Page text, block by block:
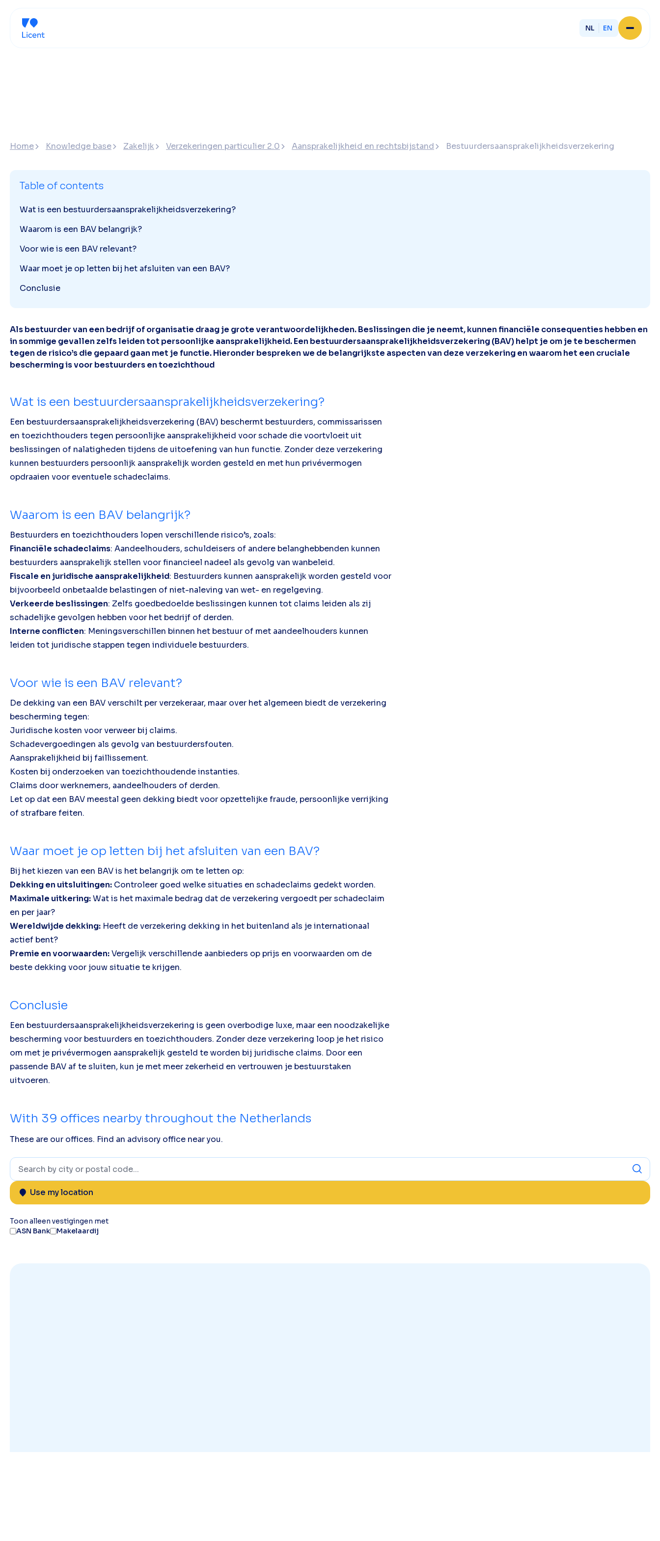
NL EN
Contact
Home Knowledge base Zakelijk Verzekeringen particulier 2.0 Aansprakelijkheid en rechtsbijstand Bestuurdersaansprakelijkheidsverzekering
Als bestuurder van een bedrijf of organisatie draag je grote verantwoordelijkheden. Beslissingen die je neemt, kunnen financiële consequenties hebben en
in sommige gevallen zelfs leiden tot persoonlijke aansprakelijkheid. Een bestuurdersaansprakelijkheidsverzekering (BAV) helpt je om je te beschermen
tegen de risico’s die gepaard gaan met je functie. Hieronder bespreken we de belangrijkste aspecten van deze verzekering en waarom het een cruciale
bescherming is voor bestuurders en toezichthoud
Wat is een bestuurdersaansprakelijkheidsverzekering?
Een bestuurdersaansprakelijkheidsverzekering (BAV) beschermt bestuurders, commissarissen
en toezichthouders tegen persoonlijke aansprakelijkheid voor schade die voortvloeit uit
beslissingen of nalatigheden tijdens de uitoefening van hun functie. Zonder deze verzekering
kunnen bestuurders persoonlijk aansprakelijk worden gesteld en met hun privévermogen
opdraaien voor eventuele schadeclaims.
Waarom is een BAV belangrijk?
Bestuurders en toezichthouders lopen verschillende risico’s, zoals:
Financiële schadeclaims: Aandeelhouders, schuldeisers of andere belanghebbenden kunnen
bestuurders aansprakelijk stellen voor financieel nadeel als gevolg van wanbeleid.
Fiscale en juridische aansprakelijkheid: Bestuurders kunnen aansprakelijk worden gesteld voor
bijvoorbeeld onbetaalde belastingen of niet-naleving van wet- en regelgeving.
Verkeerde beslissingen: Zelfs goedbedoelde beslissingen kunnen tot claims leiden als zij
schadelijke gevolgen hebben voor het bedrijf of derden.
Interne conflicten: Meningsverschillen binnen het bestuur of met aandeelhouders kunnen
leiden tot juridische stappen tegen individuele bestuurders.
Voor wie is een BAV relevant?
De dekking van een BAV verschilt per verzekeraar, maar over het algemeen biedt de verzekering
bescherming tegen:
Juridische kosten voor verweer bij claims.
Schadevergoedingen als gevolg van bestuurdersfouten.
Aansprakelijkheid bij faillissement.
Kosten bij onderzoeken van toezichthoudende instanties.
Claims door werknemers, aandeelhouders of derden.
Let op dat een BAV meestal geen dekking biedt voor opzettelijke fraude, persoonlijke verrijking
of strafbare feiten.
Waar moet je op letten bij het afsluiten van een BAV?
Bij het kiezen van een BAV is het belangrijk om te letten op:
Dekking en uitsluitingen: Controleer goed welke situaties en schadeclaims gedekt worden.
Maximale uitkering:Wat is het maximale bedrag dat de verzekering vergoedt per schadeclaim
en per jaar?
Wereldwijde dekking: Heeft de verzekering dekking in het buitenland als je internationaal
actief bent?
Premie en voorwaarden:Vergelijk verschillende aanbieders op prijs en voorwaarden om de
beste dekking voor jouw situatie te krijgen.
Conclusie
Een bestuurdersaansprakelijkheidsverzekering is geen overbodige luxe, maar een noodzakelijke
bescherming voor bestuurders en toezichthouders. Zonder deze verzekering loop je het risico
om met je privévermogen aansprakelijk gesteld te worden bij juridische claims. Door een
passende BAV af te sluiten, kun je met meer zekerheid en vertrouwen je bestuurstaken
uitvoeren.
Table of contents
Wat is een bestuurdersaansprakelijkheidsverzekering?
Waarom is een BAV belangrijk?
Voor wie is een BAV relevant?
Waar moet je op letten bij het afsluiten van een BAV?
Conclusie
With 39 offices nearby throughout the Netherlands
These are our offices. Find an advisory office near you.
Use my location
Toon alleen vestigingen met
ASN Bank
Makelaardij